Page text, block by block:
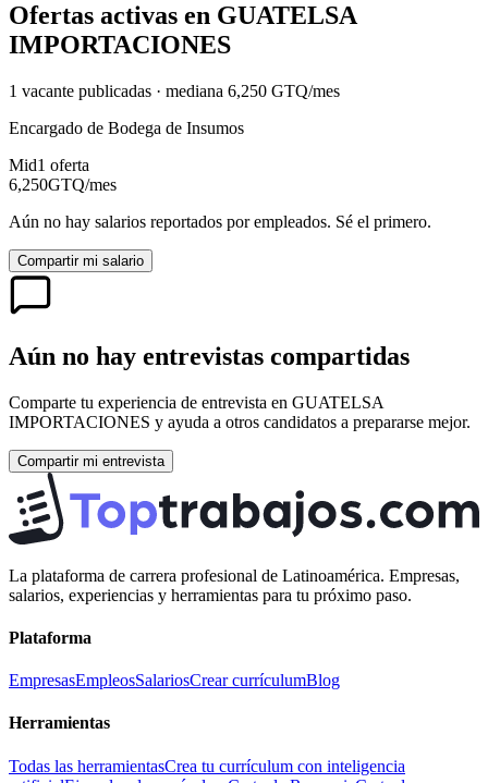
Ofertas activas en GUATELSA
IMPORTACIONES
1 vacante publicadas · mediana 6,250 GTQ/mes
Encargado de Bodega de Insumos
Mid1 oferta
6,250GTQ/mes
Aún no hay salarios reportados por empleados. Sé el primero.
Compartir mi salario
Aún no hay entrevistas compartidas
Comparte tu experiencia de entrevista en GUATELSA
IMPORTACIONES y ayuda a otros candidatos a prepararse mejor.
Compartir mi entrevista
La plataforma de carrera profesional de Latinoamérica. Empresas,
salarios, experiencias y herramientas para tu próximo paso.
Plataforma
EmpresasEmpleosSalariosCrear currículumBlog
Herramientas
Todas las herramientasCrea tu currículum con inteligencia